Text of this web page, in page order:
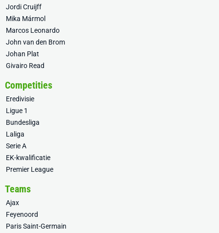
Jordi Cruijff
Mika Mármol
Marcos Leonardo
John van den Brom
Johan Plat
Givairo Read
Competities
Eredivisie
Ligue 1
Bundesliga
Laliga
Serie A
EK-kwalificatie
Premier League
Teams
Ajax
Feyenoord
Paris Saint-Germain